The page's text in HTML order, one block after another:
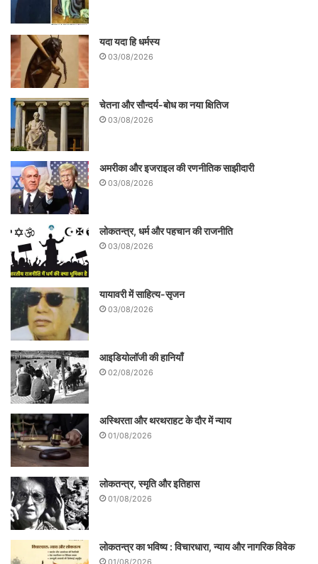
यदा यदा हि धर्मस्य
03/08/2026
चेतना और सौन्दर्य-बोध का नया क्षितिज
03/08/2026
अमरीका और इजराइल की रणनीतिक साझीदारी
03/08/2026
लोकतन्त्र, धर्म और पहचान की राजनीति
03/08/2026
यायावरी में साहित्य-सृजन
03/08/2026
आइडियोलॉजी की हानियाँ
02/08/2026
अस्थिरता और थरथराहट के दौर में न्याय
01/08/2026
लोकतन्त्र, स्मृति और इतिहास
01/08/2026
लोकतन्त्र का भविष्य : विचारधारा, न्याय और नागरिक विवेक
01/08/2026